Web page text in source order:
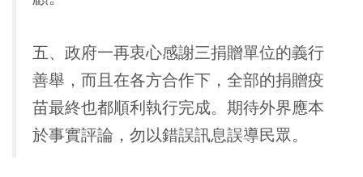
五、政府一再衷心感謝三捐贈單位的義行
善舉，而且在各方合作下，全部的捐贈疫
苗最終也都順利執行完成。期待外界應本
於事實評論，勿以錯誤訊息誤導民眾。